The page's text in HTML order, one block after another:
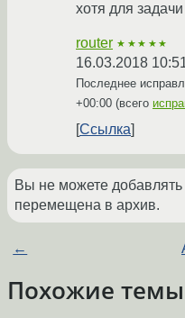
хотя для
router ★★★★★
16.03.2018
Последнее
+00:00 (всего
Ссылка
Вы не можете
перемещена в архив.
←
Похожие темы